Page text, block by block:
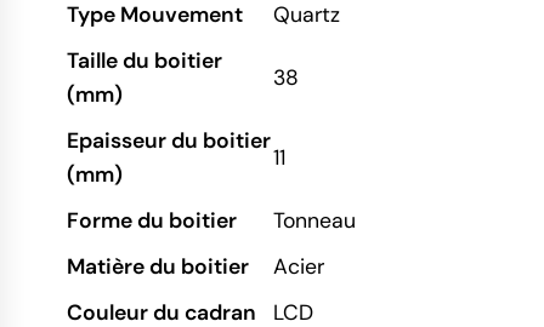
Type Mouvement
Quartz
Taille du boitier
(mm)
38
Epaisseur du boitier
(mm)
11
Forme du boitier
Tonneau
Matière du boitier
Acier
Couleur du cadran
LCD